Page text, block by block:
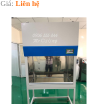
Giá: Liên hệ